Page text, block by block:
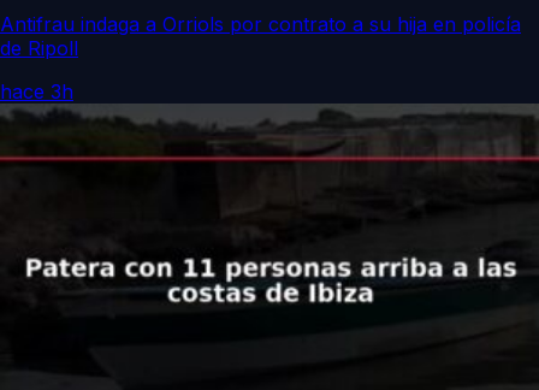
Antifrau indaga a Orriols por contrato a su hija en policía
de Ripoll
hace 3h